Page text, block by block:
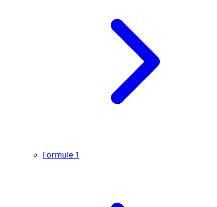
Formule 1